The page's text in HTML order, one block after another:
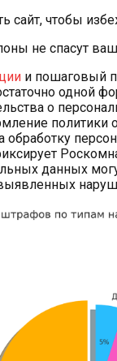
сайт, чтобы
не спасут
и пошаговый
одной
о
политики
обработку
данных